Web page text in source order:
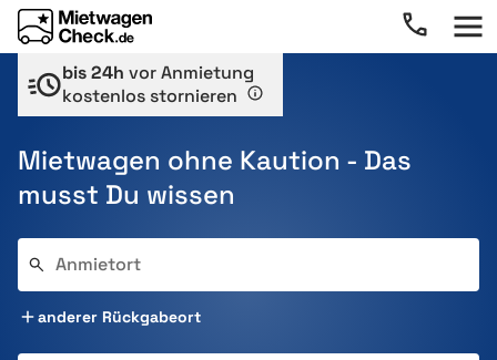
bis 24h vor Anmietung
kostenlos stornieren
Mietwagen ohne Kaution - Das
musst Du wissen
Anmietort
anderer Rückgabeort